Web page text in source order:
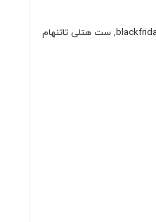
, ست هتلی تاتنهام